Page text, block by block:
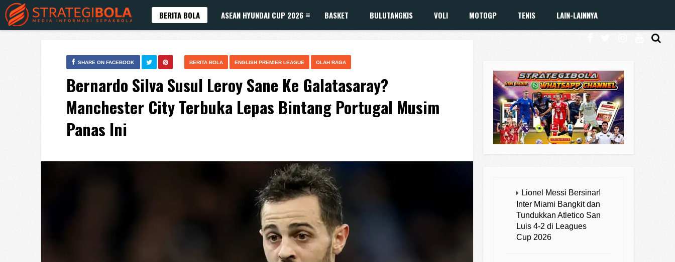
BERITA BOLA ASEAN HYUNDAI CUP 2026 BASKET BULUTANGKIS VOLI MOTOGP TENIS LAIN-LAINNYA
BERITA BOLA ENGLISH PREMIER LEAGUE OLAH RAGA
SHARE ON FACEBOOK
Bernardo Silva Susul Leroy Sane Ke Galatasaray?
Manchester City Terbuka Lepas Bintang Portugal Musim
Panas Ini
Lionel Messi Bersinar!
Inter Miami Bangkit dan
Tundukkan Atletico San
Luis 4-2 di Leagues
Cup 2026